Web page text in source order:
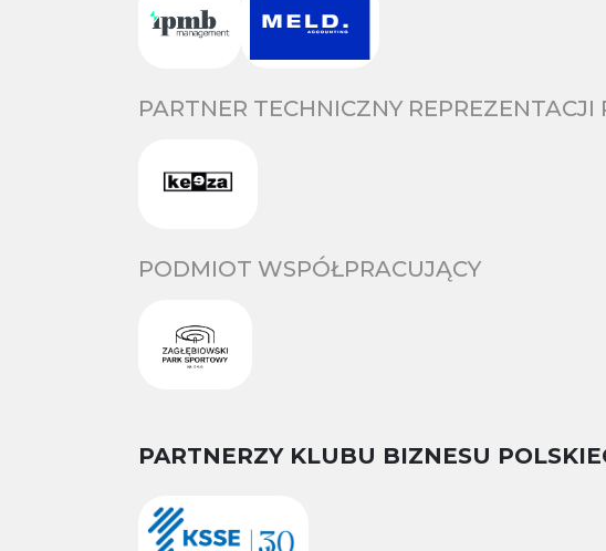
PARTNER TECHNICZNY
PODMIOT WSPÓŁPRACUJĄCY
PARTNERZY KLUBU BIZNESU